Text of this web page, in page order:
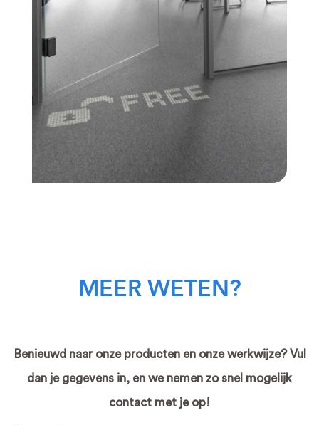
MEER WETEN?
Benieuwd naar onze producten en onze werkwijze? Vul
dan je gegevens in, en we nemen zo snel mogelijk
contact met je op!